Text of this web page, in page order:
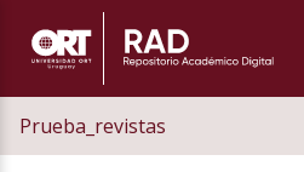
Prueba_revistas